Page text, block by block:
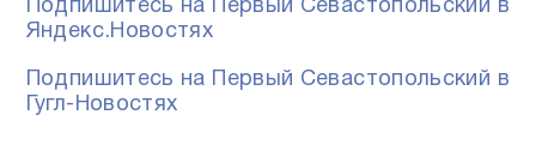
Подпишитесь на Первый Севастопольский в
Яндекс.Новостях
Подпишитесь на Первый Севастопольский в
Гугл-Новостях